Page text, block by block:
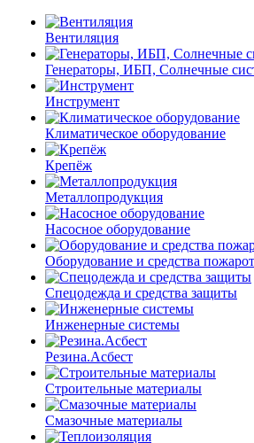
Вентиляция
Генераторы, ИБП, Солнечные
Инструмент
Климатическое оборудование
Крепёж
Металлопродукция
Насосное оборудование
Оборудование и средства
Спецодежда и средства защиты
Инженерные системы
Резина.Асбест
Строительные материалы
Смазочные материалы